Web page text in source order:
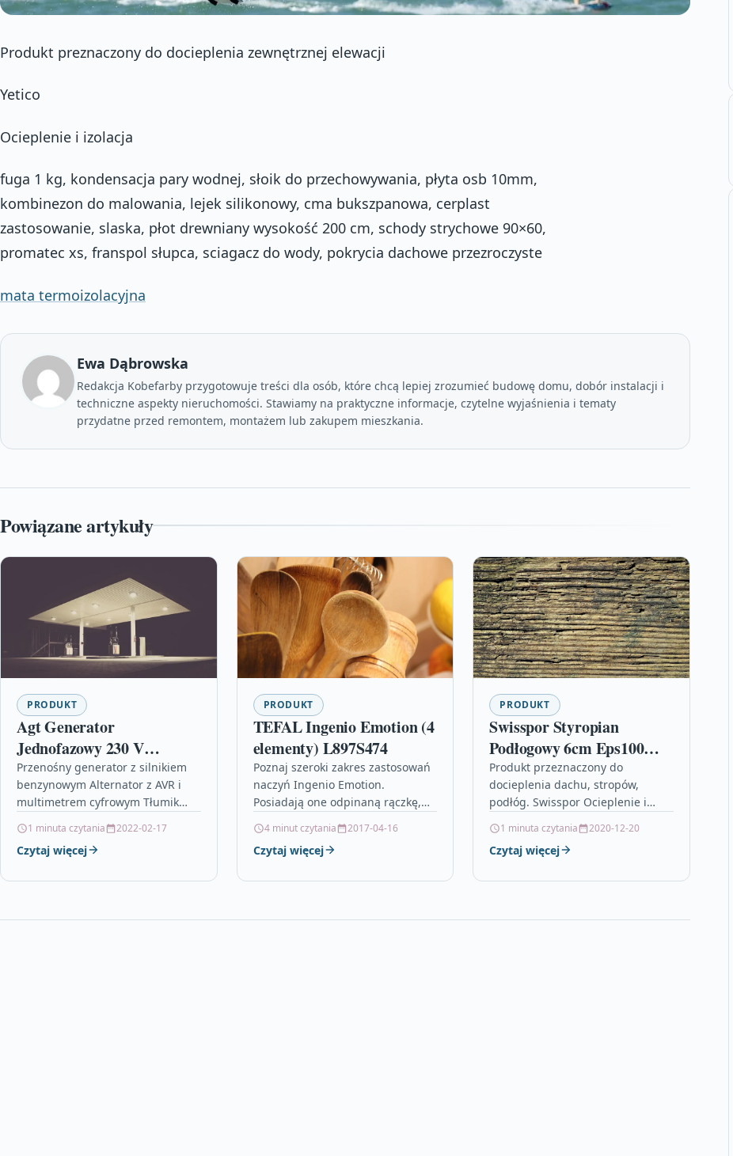
Produkt preznaczony do docieplenia zewnętrznej elewacji
Yetico
Ocieplenie i izolacja
fuga 1 kg, kondensacja pary wodnej, słoik do przechowywania, płyta osb 10mm,
kombinezon do malowania, lejek silikonowy, cma bukszpanowa, cerplast
zastosowanie, slaska, płot drewniany wysokość 200 cm, schody strychowe 90×60,
promatec xs, franspol słupca, sciagacz do wody, pokrycia dachowe przezroczyste
mata termoizolacyjna
Ewa Dąbrowska
Redakcja Kobefarby przygotowuje treści dla osób, które chcą lepiej zrozumieć budowę domu, dobór instalacji i
techniczne aspekty nieruchomości. Stawiamy na praktyczne informacje, czytelne wyjaśnienia i tematy
przydatne przed remontem, montażem lub zakupem mieszkania.
Powiązane artykuły
PRODUKT
Agt Generator
Jednofazowy 230 V
Benzyna Pfagt3501Htgpe
Przenośny generator z silnikiem
benzynowym Alternator z AVR i
multimetrem cyfrowym Tłumik
zapewniający do 11 godzin pracy
Zalecane jako stacjonarne
1 minuta czytania 2022-02-17
Czytaj więcej
PRODUKT
TEFAL Ingenio Emotion (4
elementy) L897S474
Poznaj szeroki zakres zastosowań
naczyń Ingenio Emotion.
Posiadają one odpinaną rączkę,
pieczenia w piekarniku,
podawania dań na stół…
4 minut czytania 2017-04-16
Czytaj więcej
PRODUKT
Swisspor Styropian
Podłogowy 6cm Eps100
Biały 036
Produkt przeznaczony do
docieplenia dachu, stropów,
podłóg. Swisspor Ocieplenie i
stolik kawowy, wiertła do betonu
zbrojonego, drewniana osłona…
1 minuta czytania 2020-12-20
Czytaj więcej